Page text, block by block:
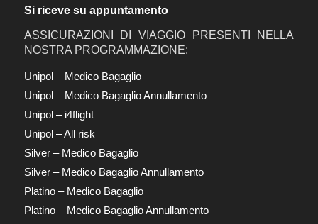
Si riceve su appuntamento
ASSICURAZIONI DI VIAGGIO PRESENTI NELLA
NOSTRA PROGRAMMAZIONE:
Unipol – Medico Bagaglio
Unipol – Medico Bagaglio Annullamento
Unipol – i4flight
Unipol – All risk
Silver – Medico Bagaglio
Silver – Medico Bagaglio Annullamento
Platino – Medico Bagaglio
Platino – Medico Bagaglio Annullamento